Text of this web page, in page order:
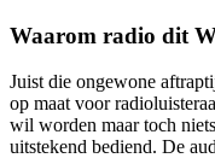
Waarom radio dit
Juist die ongewone
op maat voor
wil worden maar toch
uitstekend bediend. De